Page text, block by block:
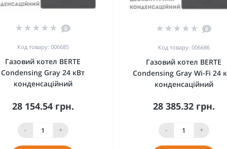
0
Код товару: 006685
Газовий котел BERTE
Condensing Gray 24 кВт
конденсаційний
28 154.54 грн.
- +
0
Код товару: 006686
Газовий котел BERTE
Condensing Gray Wi-Fi 24
конденсаційний
28 385.32 грн.
- +